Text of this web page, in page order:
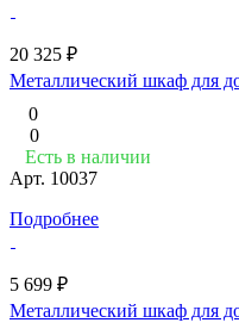
20 325 ₽
Металлический шкаф для
0
0
Есть в наличии
Арт. 10037
Подробнее
5 699 ₽
Металлический шкаф для